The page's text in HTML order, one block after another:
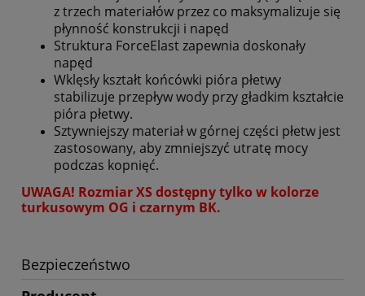
z trzech materiałów przez co maksymalizuje się
płynność konstrukcji i napęd
Struktura ForceElast zapewnia doskonały
napęd
Wklęsły kształt końcówki pióra płetwy
stabilizuje przepływ wody przy gładkim kształcie
pióra płetwy.
Sztywniejszy materiał w górnej części płetw jest
zastosowany, aby zmniejszyć utratę mocy
podczas kopnięć.
UWAGA! Rozmiar XS dostępny tylko w kolorze
turkusowym OG i czarnym BK.
Bezpieczeństwo